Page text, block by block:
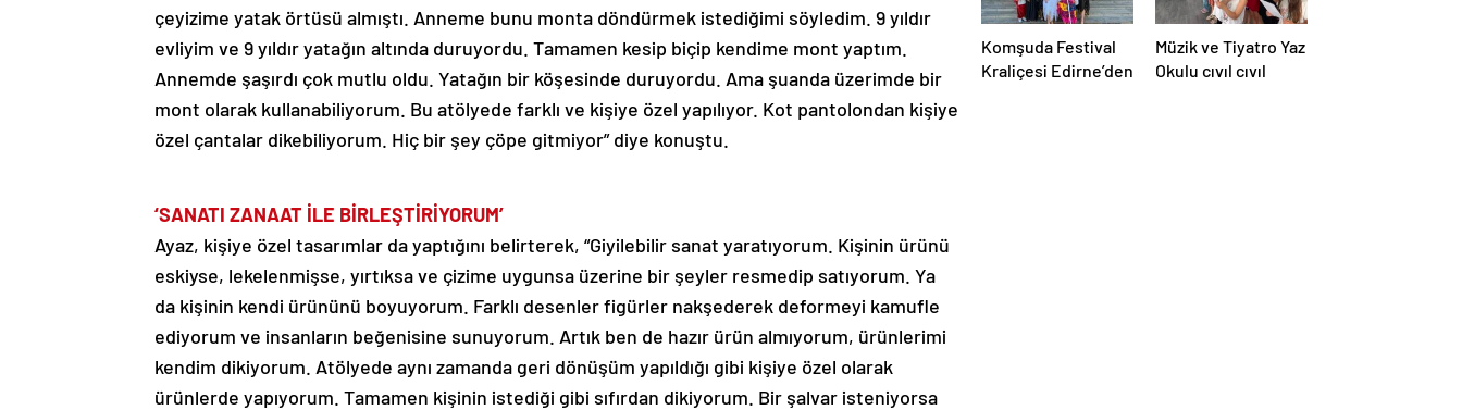
çeyizime yatak örtüsü almıştı. Anneme bunu monta döndürmek istediğimi söyledim. 9 yıldır
evliyim ve 9 yıldır yatağın altında duruyordu. Tamamen kesip biçip kendime mont yaptım.
Annemde şaşırdı çok mutlu oldu. Yatağın bir köşesinde duruyordu. Ama şuanda üzerimde bir
mont olarak kullanabiliyorum. Bu atölyede farklı ve kişiye özel yapılıyor. Kot pantolondan kişiye
özel çantalar dikebiliyorum. Hiç bir şey çöpe gitmiyor” diye konuştu.
‘SANATI ZANAAT İLE BİRLEŞTİRİYORUM’
Ayaz, kişiye özel tasarımlar da yaptığını belirterek, “Giyilebilir sanat yaratıyorum. Kişinin ürünü
eskiyse, lekelenmişse, yırtıksa ve çizime uygunsa üzerine bir şeyler resmedip satıyorum. Ya
da kişinin kendi ürününü boyuyorum. Farklı desenler figürler nakşederek deformeyi kamufle
ediyorum ve insanların beğenisine sunuyorum. Artık ben de hazır ürün almıyorum, ürünlerimi
kendim dikiyorum. Atölyede aynı zamanda geri dönüşüm yapıldığı gibi kişiye özel olarak
ürünlerde yapıyorum. Tamamen kişinin istediği gibi sıfırdan dikiyorum. Bir şalvar isteniyorsa
Komşuda Festival
Kraliçesi Edirne’den
Müzik ve Tiyatro Yaz
Okulu cıvıl cıvıl